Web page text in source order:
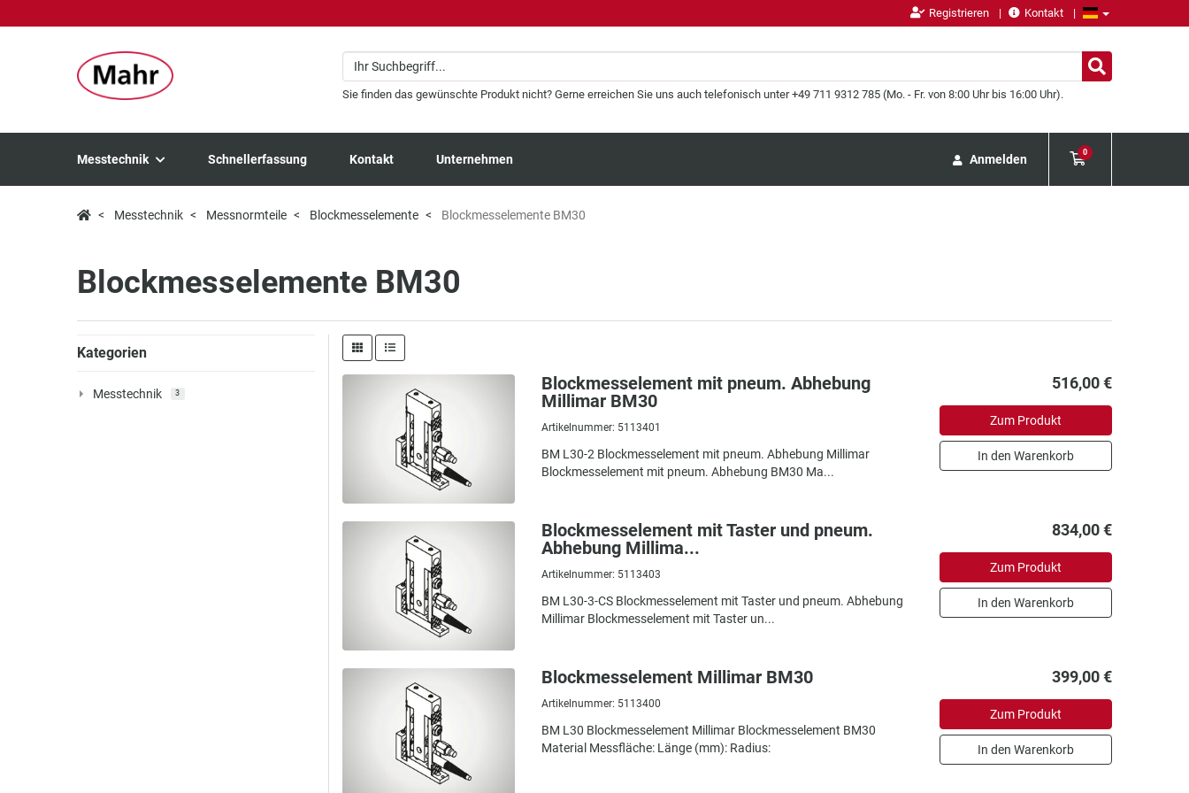
Registrieren Kontakt
Sie finden das gewünschte Produkt nicht? Gerne erreichen Sie uns auch telefonisch unter +49 711 9312 785 (Mo. - Fr. von 8:00 Uhr bis 16:00 Uhr).
Messtechnik Schnellerfassung Kontakt Unternehmen 0
Anmelden
Messtechnik Messnormteile Blockmesselemente Blockmesselemente BM30
Blockmesselemente BM30
Kategorien
Messtechnik 3
Blockmesselement mit pneum. Abhebung
Millimar BM30
Artikelnummer: 5113401
BM L30-2 Blockmesselement mit pneum. Abhebung Millimar
Blockmesselement mit pneum. Abhebung BM30 Ma...
516,00 €
Zum Produkt
In den Warenkorb
Blockmesselement mit Taster und pneum.
Abhebung Millima...
Artikelnummer: 5113403
BM L30-3-CS Blockmesselement mit Taster und pneum. Abhebung
Millimar Blockmesselement mit Taster un...
834,00 €
Zum Produkt
In den Warenkorb
Blockmesselement Millimar BM30
Artikelnummer: 5113400
BM L30 Blockmesselement Millimar Blockmesselement BM30
Material Messfläche: Länge (mm): Radius:
399,00 €
Zum Produkt
In den Warenkorb